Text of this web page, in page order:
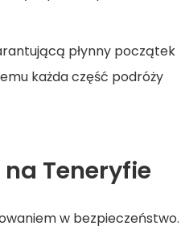
płynny początek
każda część podróży
Teneryfie
w bezpieczeństwo.